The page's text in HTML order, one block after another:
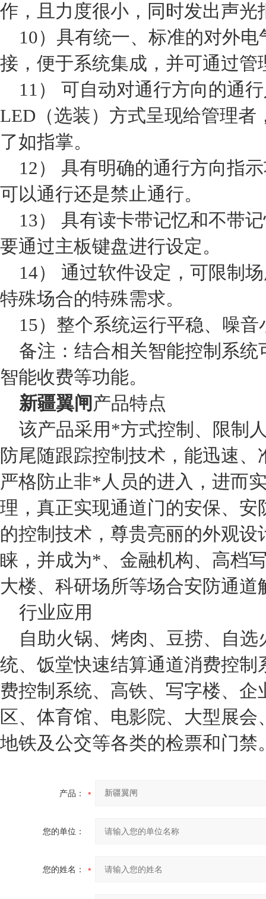
作，且力度很小，同时发出声光
10）具有统一、标准的对外电
接，便于系统集成，并可通过
11） 可自动对通行方向的通
LED（选装）方式呈现给管理
了如指掌。
12） 具有明确的通行方向指
可以通行还是禁止通行。
13） 具有读卡带记忆和不带
要通过主板键盘进行设定。
14） 通过软件设定，可限制
特殊场合的特殊需求。
15）整个系统运行平稳、噪音
备注：结合相关智能控制系统
智能收费等功能。
新疆翼闸 产品特点
该产品采用*方式控制、限制
防尾随跟踪控制技术，能迅速
严格防止非*人员的进入，进而
理，真正实现通道门的安保、
的控制技术，尊贵亮丽的外观
睐，并成为*、金融机构、高档
大楼、科研场所等场合安防通
行业应用
自助火锅、烤肉、豆捞、自选
统、饭堂快速结算通道消费控
费控制系统、高铁、写字楼、
区、体育馆、电影院、大型展
地铁及公交等各类的检票和门禁
产品：
您的单位：
您的姓名：